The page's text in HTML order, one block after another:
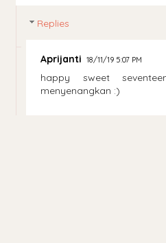
Replies
Aprijanti 18/11/19 5:07 PM
happy sweet
menyenangkan :)